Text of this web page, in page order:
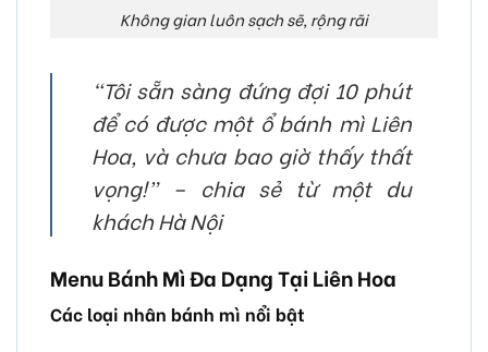
Không gian luôn sạch sẽ, rộng rãi
“Tôi sẵn sàng đứng đợi 10 phút
để có được một ổ bánh mì Liên
Hoa, và chưa bao giờ thấy thất
vọng!” – chia sẻ từ một du
khách Hà Nội
Menu Bánh Mì Đa Dạng Tại Liên Hoa
Các loại nhân bánh mì nổi bật